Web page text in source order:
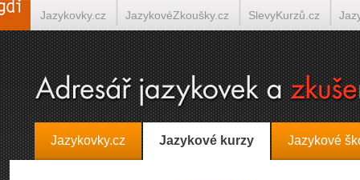
Jazykovky.cz Jazykové kurzy Jazykové
Jazykovky.cz JazykovéZkoušky.cz SlevyKurzů.cz
Španělština on-line Italština on-line Tlumočení-